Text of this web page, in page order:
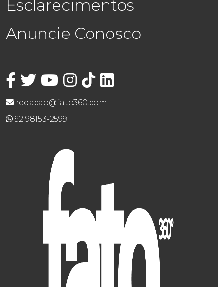
Esclarecimentos
Anuncie Conosco
redacao@fato360.com
92 98153-2599